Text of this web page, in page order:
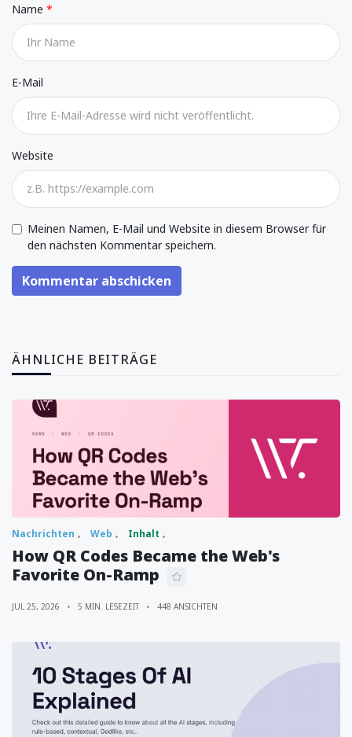
Name
E-Mail
Website
Meinen Namen, E-Mail und Website in diesem Browser für
den nächsten Kommentar speichern.
Kommentar abschicken
ÄHNLICHE BEITRÄGE
Nachrichten Web Inhalt
How QR Codes Became the Web's
Favorite On-Ramp
JUL 25, 2026 5 MIN. LESEZEIT 448 ANSICHTEN